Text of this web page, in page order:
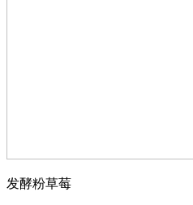
发酵粉草莓